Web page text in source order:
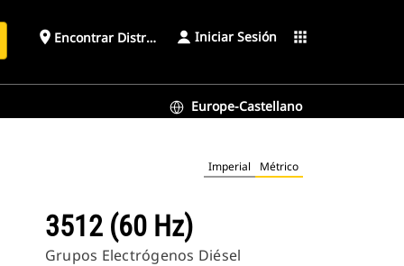
place Encontrar Distribuidor Iniciar Sesión apps
Europe-Castellano
Imperial Métrico
3512 (60 Hz)
Grupos Electrógenos Diésel